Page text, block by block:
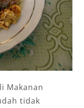
Makanan
tidak